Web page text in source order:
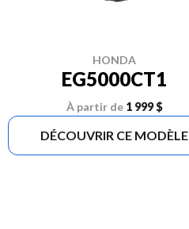
HONDA
EG5000CT1
À partir de 1 999 $
DÉCOUVRIR CE MODÈLE